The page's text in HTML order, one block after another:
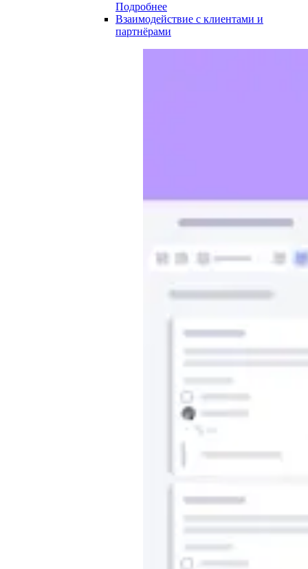
Подробнее
Взаимодействие с клиентами и
партнёрами